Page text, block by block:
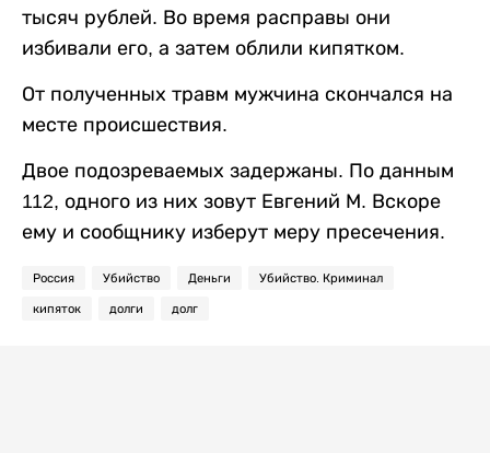
тысяч рублей. Во время расправы они
избивали его, а затем облили кипятком.
От полученных травм мужчина скончался на
месте происшествия.
Двое подозреваемых задержаны. По данным
112, одного из них зовут Евгений М. Вскоре
ему и сообщнику изберут меру пресечения.
Россия Убийство Деньги Убийство. Криминал
кипяток долги долг